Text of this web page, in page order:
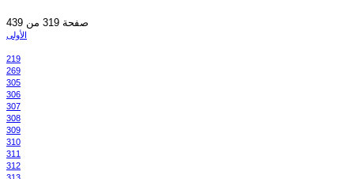
صفحة 319 من 439
الأولى
219
269
305
306
307
308
309
310
311
312